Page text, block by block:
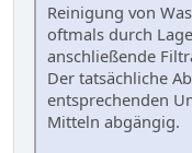
Reinigung von
oftmals durch
anschließende
Der tatsächliche
entsprechenden
Mitteln abgängig.